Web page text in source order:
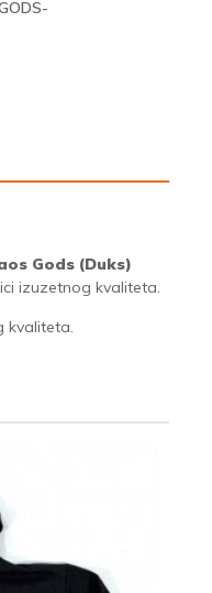
Gods (Duks)
izuzetnog kvaliteta.
kvaliteta.